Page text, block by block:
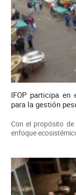
IFOP participa en
para la gestión
Con el propósito
enfoque